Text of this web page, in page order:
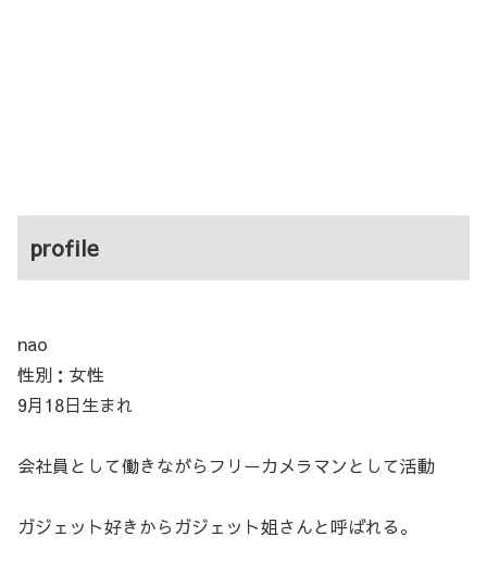
profile
nao
性別：女性
9月18日生まれ
会社員として働きながらフリーカメラマンとして活動
ガジェット好きからガジェット姐さんと呼ばれる。